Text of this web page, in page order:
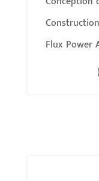
Flux Power